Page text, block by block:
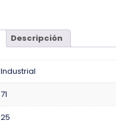
Descripción
Industrial
71
25